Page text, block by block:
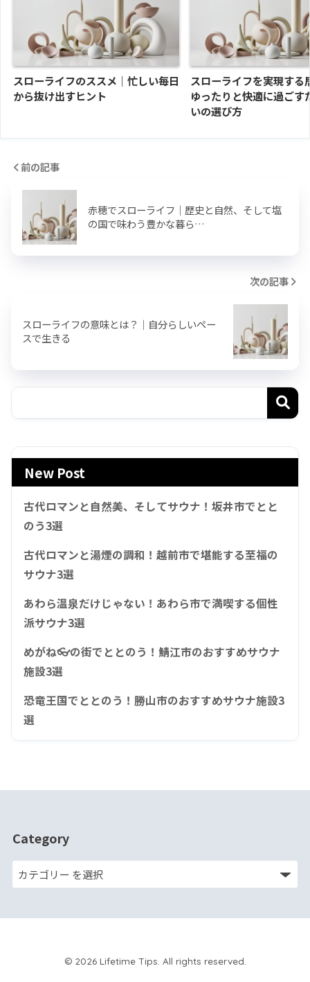
スローライフのススメ｜忙しい毎日
から抜け出すヒント
スローライフを実現する
ゆったりと快適に過ごす
いの選び方
前の記事
赤穂でスローライフ｜歴史と自然、そして塩
の国で味わう豊かな暮ら…
次の記事
スローライフの意味とは？｜自分らしいペー
スで生きる
New Post
古代ロマンと自然美、そしてサウナ！坂井市でとと
のう3選
古代ロマンと湯煙の調和！越前市で堪能する至福の
サウナ3選
あわら温泉だけじゃない！あわら市で満喫する個性
派サウナ3選
めがね👓の街でととのう！鯖江市のおすすめサウナ
施設3選
恐竜王国でととのう！勝山市のおすすめサウナ施設3
選
Category
© 2026 Lifetime Tips. All rights reserved.